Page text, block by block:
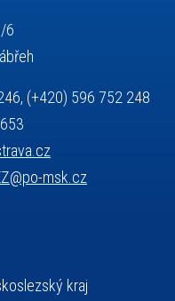
sportovní lezení
tenis
tanec
tělesná výchova
společenských věd
6
(+420) 596 752 248
msk.cz
kraj